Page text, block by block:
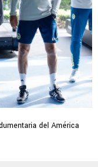
del América